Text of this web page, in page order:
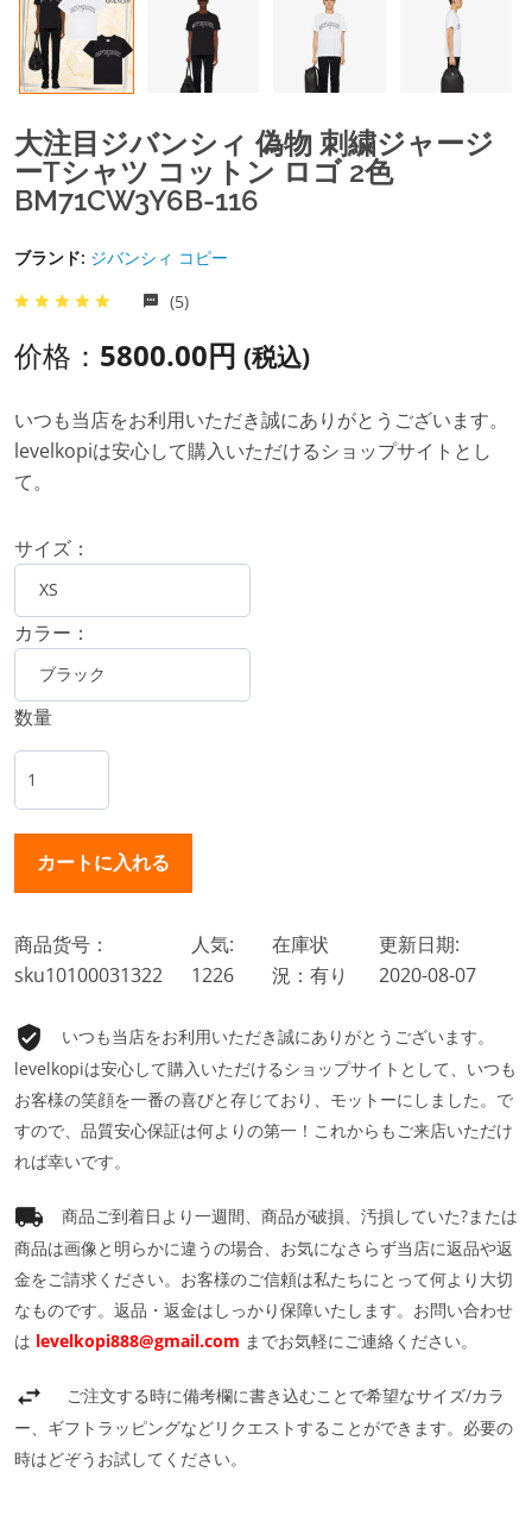
大注目ジバンシィ 偽物 刺繍ジャージ
ーTシャツ コットン ロゴ 2色
BM71CW3Y6B-116
ブランド: ジバンシィ コピー
(5)
价格： 5800.00円 (税込)
いつも当店をお利用いただき誠にありがとうございます。
levelkopiは安心して購入いただけるショップサイトとし
て。
サイズ：
カラー：
数量
商品货号：
sku10100031322
人気:
1226
在庫状
況：有り
更新日期:
2020-08-07
いつも当店をお利用いただき誠にありがとうございます。
levelkopiは安心して購入いただけるショップサイトとして、いつも
お客様の笑顔を一番の喜びと存じており、モットーにしました。で
すので、品質安心保証は何よりの第一！これからもご来店いただけ
れば幸いです。
商品ご到着日より一週間、商品が破損、汚損していた?または
商品は画像と明らかに違うの場合、お気になさらず当店に返品や返
金をご請求ください。お客様のご信頼は私たちにとって何より大切
なものです。返品・返金はしっかり保障いたします。お問い合わせ
は levelkopi888@gmail.com までお気軽にご連絡ください。
ご注文する時に備考欄に書き込むことで希望なサイズ/カラ
ー、ギフトラッピングなどリクエストすることができます。必要の
時はどぞうお試してください。